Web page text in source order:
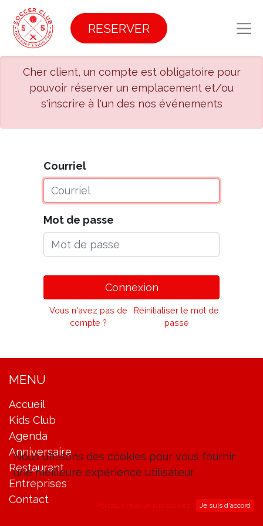
RESERVER
Cher client, un compte est obligatoire pour
pouvoir réserver un emplacement et/ou
s'inscrire à l'un des nos événements
Courriel
Mot de passe
Connexion
Vous n'avez pas de
compte ?
Réinitialiser le mot de
passe
MENU
Accueil
Kids Club
Agenda
Anniversaire
Restaurant
Entreprises
Contact
Nous utilisons des cookies pour vous fournir
une meilleure expérience utilisateur.
Politique relative aux cookies Je suis d'accord